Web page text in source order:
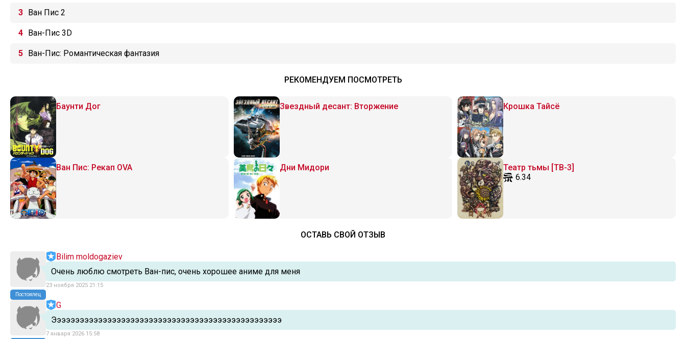
Ван Пис 2
Ван-Пис 3D
Ван-Пис: Романтическая фантазия
РЕКОМЕНДУЕМ ПОСМОТРЕТЬ
Баунти Дог Звездный десант: Вторжение Крошка Тайсё
Ван Пис: Рекап OVA Дни Мидори
Театр тьмы [ТВ-3]
6.34
ОСТАВЬ СВОЙ ОТЗЫВ
Постоялец
Bilim moldogaziev
Очень люблю смотреть Ван-пис, очень хорошее аниме для меня
23 ноября 2025 21:15
G
Ээээээээээээээээээээээээээээээээээээээээээээээээээ
7 января 2026 15:58